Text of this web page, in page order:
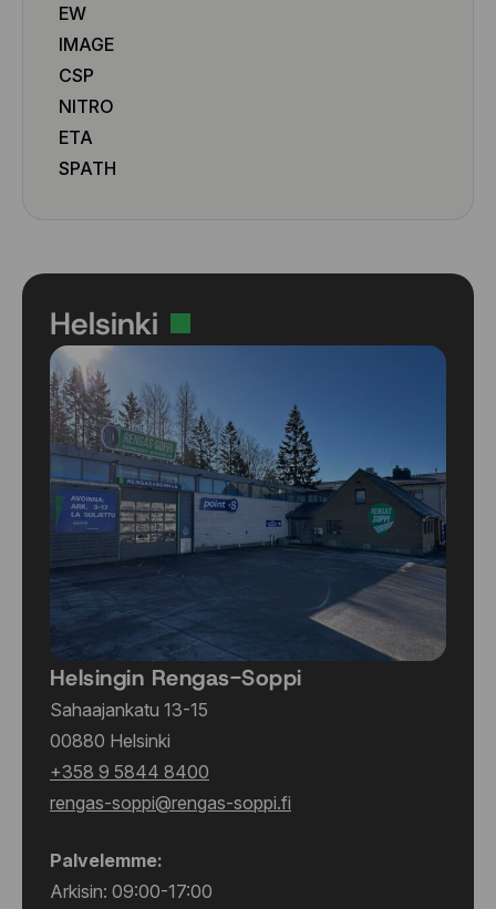
EW
IMAGE
CSP
NITRO
ETA
SPATH
Helsinki
Helsingin Rengas-Soppi
Sahaajankatu 13-15
00880 Helsinki
+358 9 5844 8400
rengas-soppi@rengas-soppi.fi
Palvelemme:
Arkisin: 09:00-17:00